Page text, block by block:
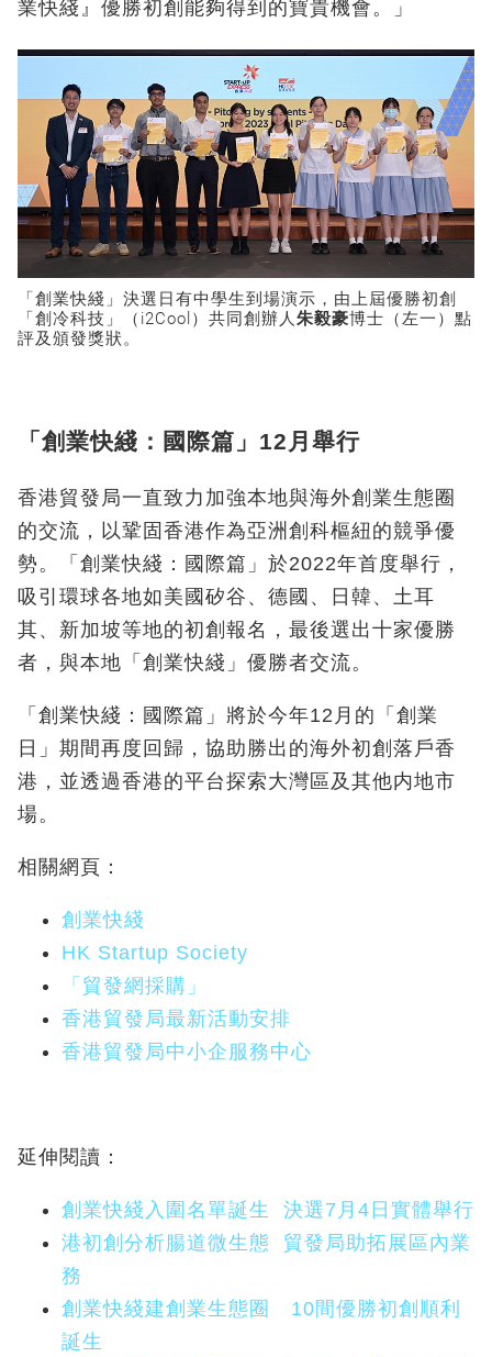
業快綫』優勝初創能夠得到的寶貴機會。」
「創業快綫」決選日有中學生到場演示，由上屆優勝初創
「創冷科技」（i2Cool）共同創辦人朱毅豪博士（左一）點
評及頒發獎狀。
「創業快綫：國際篇」12月舉行
香港貿發局一直致力加強本地與海外創業生態圈
的交流，以鞏固香港作為亞洲創科樞紐的競爭優
勢。「創業快綫：國際篇」於2022年首度舉行，
吸引環球各地如美國矽谷、德國、日韓、土耳
其、新加坡等地的初創報名，最後選出十家優勝
者，與本地「創業快綫」優勝者交流。
「創業快綫：國際篇」將於今年12月的「創業
日」期間再度回歸，協助勝出的海外初創落戶香
港，並透過香港的平台探索大灣區及其他内地市
場。
相關網頁：
創業快綫
HK Startup Society
「貿發網採購」
香港貿發局最新活動安排
香港貿發局中小企服務中心
延伸閱讀：
創業快綫入圍名單誕生 決選7月4日實體舉行
港初創分析腸道微生態 貿發局助拓展區內業
務
創業快綫建創業生態圈 10間優勝初創順利
誕生